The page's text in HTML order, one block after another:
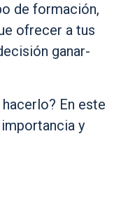
de formación,
ofrecer a tus
ganar-
En este
y